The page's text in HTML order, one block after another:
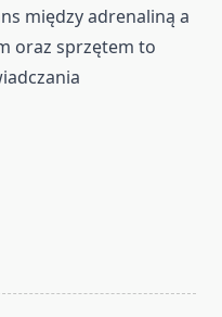
między adrenaliną a
oraz sprzętem to